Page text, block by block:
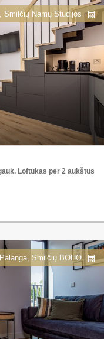
Smilčių Namų Studijos
Loftukas per 2 aukštus
Palanga, Smilčių BOHO